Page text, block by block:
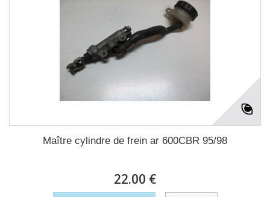
Maître cylindre de frein ar 600CBR 95/98
22.00 €